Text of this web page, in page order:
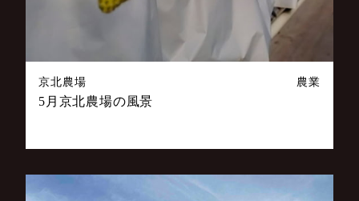
京北農場 農業
5月京北農場の風景